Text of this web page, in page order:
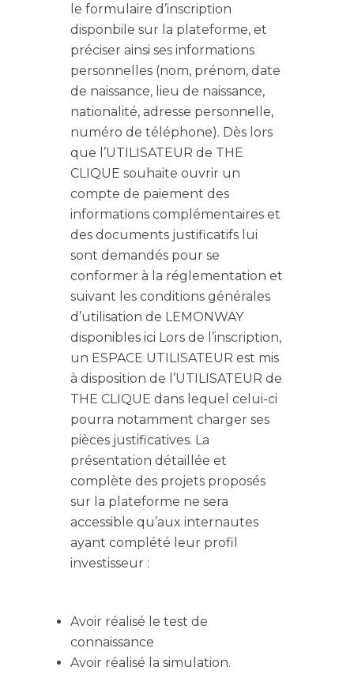
le formulaire d’inscription
disponbile sur la plateforme, et
préciser ainsi ses informations
personnelles (nom, prénom, date
de naissance, lieu de naissance,
nationalité, adresse personnelle,
numéro de téléphone). Dès lors
que l’UTILISATEUR de THE
CLIQUE souhaite ouvrir un
compte de paiement des
informations complémentaires et
des documents justificatifs lui
sont demandés pour se
conformer à la réglementation et
suivant les conditions générales
d’utilisation de LEMONWAY
disponiblesici Lors de l’inscription,
un ESPACE UTILISATEUR est mis
à disposition de l’UTILISATEUR de
THE CLIQUE dans lequel celui-ci
pourra notamment charger ses
pièces justificatives. La
présentation détaillée et
complète des projets proposés
sur la plateforme ne sera
accessible qu’aux internautes
ayant complété leur profil
investisseur :
Avoir réalisé le test de
connaissance
Avoir réalisé la simulation.